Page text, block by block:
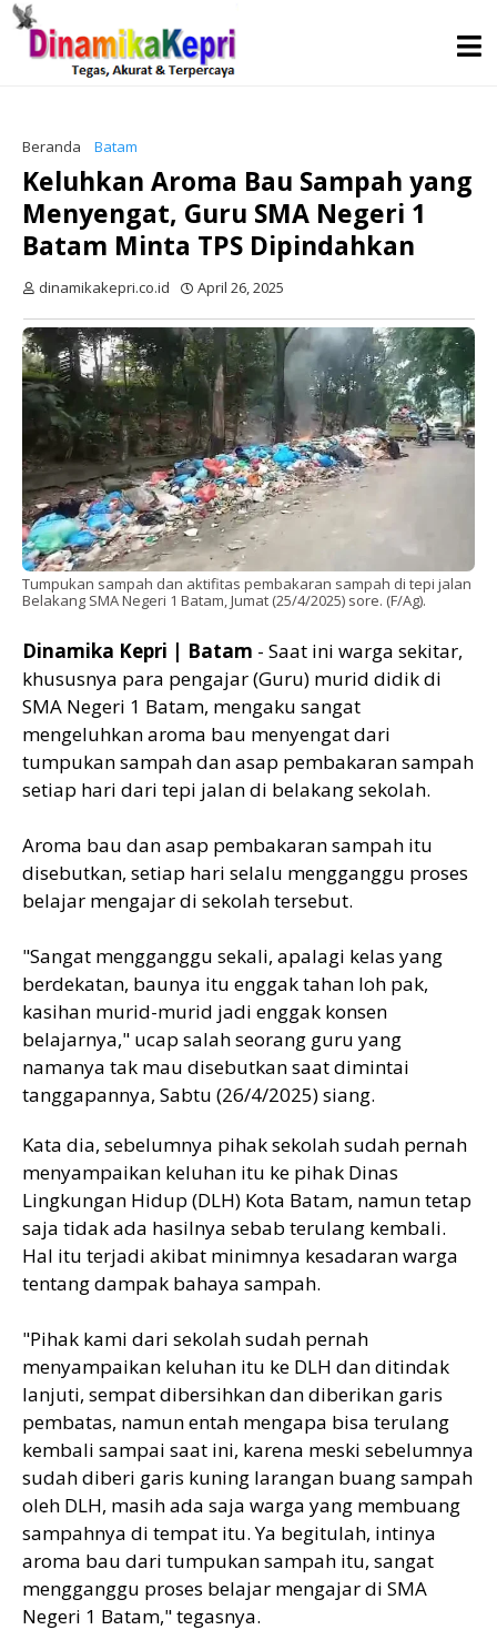
Beranda Batam
Keluhkan Aroma Bau Sampah yang
Menyengat, Guru SMA Negeri 1
Batam Minta TPS Dipindahkan
dinamikakepri.co.id April 26, 2025
Tumpukan sampah dan aktifitas pembakaran sampah di tepi jalan
Belakang SMA Negeri 1 Batam, Jumat (25/4/2025) sore. (F/Ag).
Dinamika Kepri | Batam - Saat ini warga sekitar,
khususnya para pengajar (Guru) murid didik di
SMA Negeri 1 Batam, mengaku sangat
mengeluhkan aroma bau menyengat dari
tumpukan sampah dan asap pembakaran sampah
setiap hari dari tepi jalan di belakang sekolah.
Aroma bau dan asap pembakaran sampah itu
disebutkan, setiap hari selalu mengganggu proses
belajar mengajar di sekolah tersebut.
"Sangat mengganggu sekali, apalagi kelas yang
berdekatan, baunya itu enggak tahan loh pak,
kasihan murid-murid jadi enggak konsen
belajarnya," ucap salah seorang guru yang
namanya tak mau disebutkan saat dimintai
tanggapannya, Sabtu (26/4/2025) siang.
Kata dia, sebelumnya pihak sekolah sudah pernah
menyampaikan keluhan itu ke pihak Dinas
Lingkungan Hidup (DLH) Kota Batam, namun tetap
saja tidak ada hasilnya sebab terulang kembali.
Hal itu terjadi akibat minimnya kesadaran warga
tentang dampak bahaya sampah.
"Pihak kami dari sekolah sudah pernah
menyampaikan keluhan itu ke DLH dan ditindak
lanjuti, sempat dibersihkan dan diberikan garis
pembatas, namun entah mengapa bisa terulang
kembali sampai saat ini, karena meski sebelumnya
sudah diberi garis kuning larangan buang sampah
oleh DLH, masih ada saja warga yang membuang
sampahnya di tempat itu. Ya begitulah, intinya
aroma bau dari tumpukan sampah itu, sangat
mengganggu proses belajar mengajar di SMA
Negeri 1 Batam," tegasnya.